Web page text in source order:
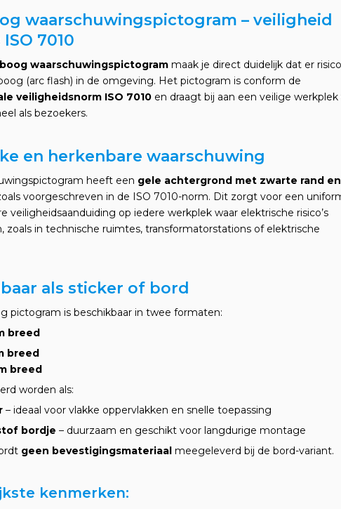
waarschuwingspictogram – veiligheid
7010
waarschuwingspictogram maak je direct duidelijk dat er
(arc flash) in de omgeving. Het pictogram is conform de
veiligheidsnorm ISO 7010 en draagt bij aan een veilige werkplek
als bezoekers.
en herkenbare waarschuwing
heeft een gele achtergrond met zwarte rand en
voorgeschreven in de ISO 7010-norm. Dit zorgt voor een
veiligheidsaanduiding op iedere werkplek waar elektrische risico’s
zoals in technische ruimtes, transformatorstations of elektrische
als sticker of bord
pictogram is beschikbaar in twee formaten:
breed
breed
breed
worden als:
– ideaal voor vlakke oppervlakken en snelle toepassing
bordje – duurzaam en geschikt voor langdurige montage
geen bevestigingsmateriaal meegeleverd bij de bord-variant.
kenmerken: